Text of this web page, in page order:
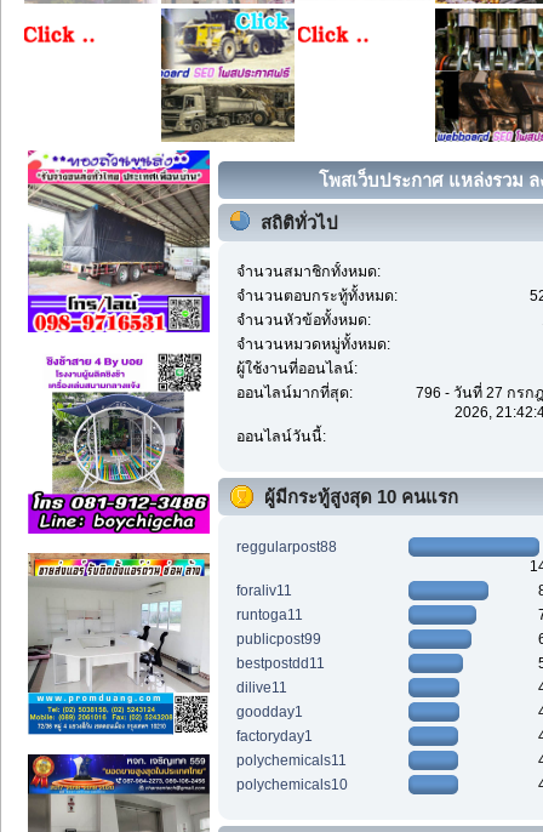
โพสเว็บประกาศ แหล่งรวม
สถิติทั่วไป
จำนวนสมาชิกทั้งหมด:
จำนวนตอบกระทู้ทั้งหมด:
จำนวนหัวข้อทั้งหมด:
จำนวนหมวดหมู่ทั้งหมด:
ผู้ใช้งานที่ออนไลน์:
ออนไลน์มากที่สุด:
796 - วันที่ 27 กรก
2026,
ออนไลน์วันนี้:
ผู้มีกระทู้สูงสุด 10 คนแรก
reggularpost88
foraliv11
runtoga11
publicpost99
bestpostdd11
dilive11
goodday1
factoryday1
polychemicals11
polychemicals10